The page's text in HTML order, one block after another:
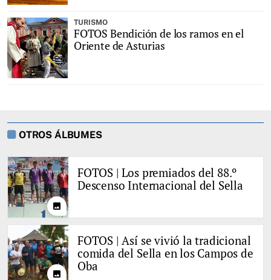
TURISMO
FOTOS Bendición de los ramos en el
Oriente de Asturias
OTROS ÁLBUMES
photo
FOTOS | Los premiados del 88.º
Descenso Internacional del Sella
photo
FOTOS | Así se vivió la tradicional
comida del Sella en los Campos de
Oba